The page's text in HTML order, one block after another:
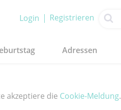
Login Registrieren
Adressen
akzeptiere die Cookie-Meldung.